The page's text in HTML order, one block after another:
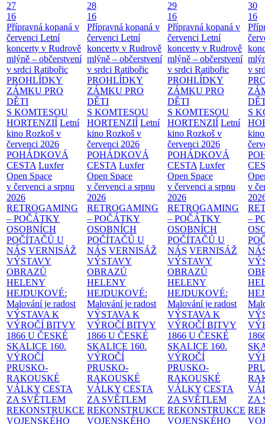
27
16
Přípravná kopaná v
červenci Letní
koncerty v Rudrově
mlýně – občerstvení
v srdci Ratibořic
PROHLÍDKY
ZÁMKU PRO
DĚTI
S KOMTESOU
HORTENZIÍ Letní
kino Rozkoš v
červenci 2026
POHÁDKOVÁ
CESTA Luxfer
Open Space
v červenci a srpnu
2026
RETROGAMING
– POČÁTKY
OSOBNÍCH
POČÍTAČŮ U
NÁS VERNISÁŽ
VÝSTAVY
OBRAZŮ
HELENY
HEJDUKOVÉ:
Malování je radost
VÝSTAVA K
VÝROČÍ BITVY
1866 U ČESKÉ
SKALICE 160.
VÝROČÍ
PRUSKO-
RAKOUSKÉ
VÁLKY CESTA
ZA SVĚTLEM
REKONSTRUKCE
VOJENSKÉHO
28
16
Přípravná kopaná v
červenci Letní
koncerty v Rudrově
mlýně – občerstvení
v srdci Ratibořic
PROHLÍDKY
ZÁMKU PRO
DĚTI
S KOMTESOU
HORTENZIÍ Letní
kino Rozkoš v
červenci 2026
POHÁDKOVÁ
CESTA Luxfer
Open Space
v červenci a srpnu
2026
RETROGAMING
– POČÁTKY
OSOBNÍCH
POČÍTAČŮ U
NÁS VERNISÁŽ
VÝSTAVY
OBRAZŮ
HELENY
HEJDUKOVÉ:
Malování je radost
VÝSTAVA K
VÝROČÍ BITVY
1866 U ČESKÉ
SKALICE 160.
VÝROČÍ
PRUSKO-
RAKOUSKÉ
VÁLKY CESTA
ZA SVĚTLEM
REKONSTRUKCE
VOJENSKÉHO
29
16
Přípravná kopaná v
červenci Letní
koncerty v Rudrově
mlýně – občerstvení
v srdci Ratibořic
PROHLÍDKY
ZÁMKU PRO
DĚTI
S KOMTESOU
HORTENZIÍ Letní
kino Rozkoš v
červenci 2026
POHÁDKOVÁ
CESTA Luxfer
Open Space
v červenci a srpnu
2026
RETROGAMING
– POČÁTKY
OSOBNÍCH
POČÍTAČŮ U
NÁS VERNISÁŽ
VÝSTAVY
OBRAZŮ
HELENY
HEJDUKOVÉ:
Malování je radost
VÝSTAVA K
VÝROČÍ BITVY
1866 U ČESKÉ
SKALICE 160.
VÝROČÍ
PRUSKO-
RAKOUSKÉ
VÁLKY CESTA
ZA SVĚTLEM
REKONSTRUKCE
VOJENSKÉHO
30
16
v
S
v
–
ZA